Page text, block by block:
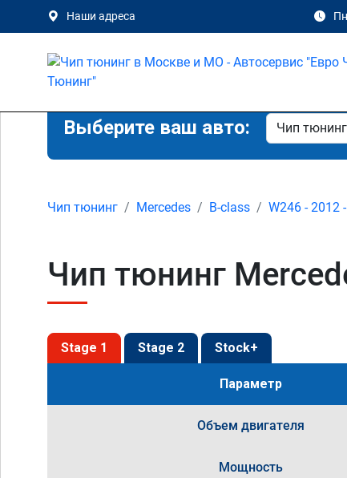
Наши адреса
Выберите ваш авто:
Чип тюнинг Mercedes B-class W246 - 2012
Чип тюнинг
Stage 1 Stage 2 Stock+
Параметр
Объем двигателя
Мощность